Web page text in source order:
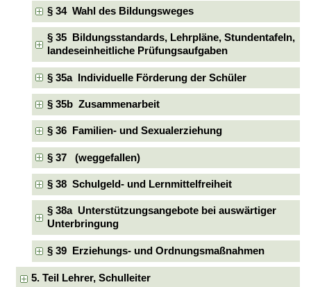
§ 34 Wahl des Bildungsweges
§ 35 Bildungsstandards, Lehrpläne, Stundentafeln,
landeseinheitliche Prüfungsaufgaben
§ 35a Individuelle Förderung der Schüler
§ 35b Zusammenarbeit
§ 36 Familien- und Sexualerziehung
§ 37 (weggefallen)
§ 38 Schulgeld- und Lernmittelfreiheit
§ 38a Unterstützungsangebote bei auswärtiger
Unterbringung
§ 39 Erziehungs- und Ordnungsmaßnahmen
5. Teil Lehrer, Schulleiter